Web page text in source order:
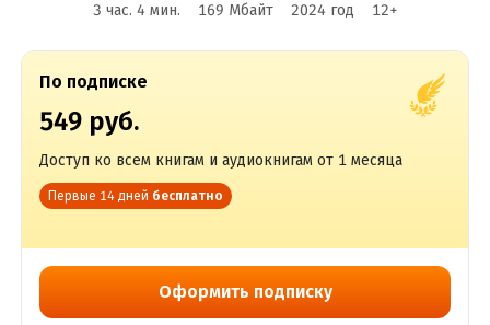
3 час. 4 мин. 169 Мбайт 2024 год 12+
По подписке
549 руб.
Доступ ко всем книгам и аудиокнигам от 1 месяца
Первые 14 дней бесплатно
Оформить подписку